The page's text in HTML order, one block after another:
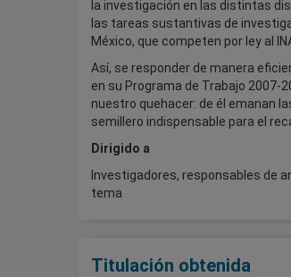
la investigación en las distintas
las tareas sustantivas de
México, que competen por ley al
Así, se responder de manera
en su Programa de Trabajo 2007-
nuestro quehacer: de él emanan
semillero indispensable para el
Dirigido a
Investigadores, responsables de
tema
Titulación obtenida